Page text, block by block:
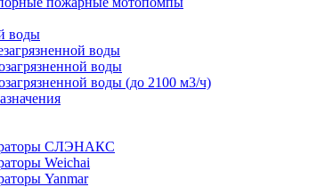
воды
воды
воды
воды (до 2100 м3/ч)
СЛЭНАКС
Weichai
Yanmar